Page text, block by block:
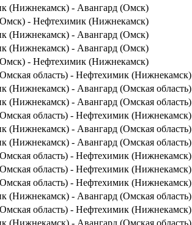
(Нижнекамск) - Авангард (Омск)
- Нефтехимик (Нижнекамск)
(Нижнекамск) - Авангард (Омск)
(Нижнекамск) - Авангард (Омск)
- Нефтехимик (Нижнекамск)
область) - Нефтехимик (Нижнекамск)
(Нижнекамск) - Авангард (Омская область)
(Нижнекамск) - Авангард (Омская область)
область) - Нефтехимик (Нижнекамск)
(Нижнекамск) - Авангард (Омская область)
(Нижнекамск) - Авангард (Омская область)
область) - Нефтехимик (Нижнекамск)
область) - Нефтехимик (Нижнекамск)
область) - Нефтехимик (Нижнекамск)
(Нижнекамск) - Авангард (Омская область)
область) - Нефтехимик (Нижнекамск)
(Нижнекамск) - Авангард (Омская область)